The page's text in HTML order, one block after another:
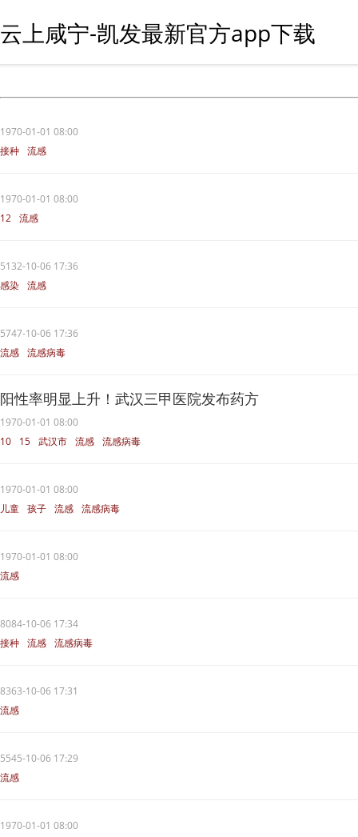
云上咸宁-凯发最新官方app下载
1970-01-01 08:00
接种 流感
1970-01-01 08:00
12 流感
5132-10-06 17:36
感染 流感
5747-10-06 17:36
流感 流感病毒
阳性率明显上升！武汉三甲医院发布药方
1970-01-01 08:00
10
15 武汉市 流感 流感病毒
1970-01-01 08:00
儿童 孩子 流感 流感病毒
1970-01-01 08:00
流感
8084-10-06 17:34
接种 流感 流感病毒
8363-10-06 17:31
流感
5545-10-06 17:29
流感
1970-01-01 08:00